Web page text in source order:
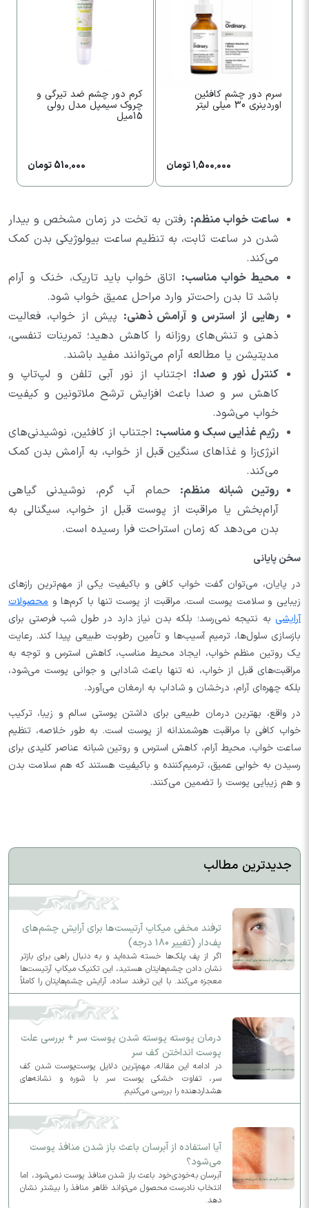
جدیدترین مطالب
ترفند مخفی میکاپ آرتیست‌ها برای آرایش چشم‌های
پف‌دار (تغییر ۱۸۰ درجه)
اگر از پف پلک‌ها خسته شده‌اید و به دنبال راهی برای بازتر
نشان دادن چشم‌هایتان هستید، این تکنیک میکاپ آرتیست‌ها
معجزه می‌کند. با این ترفند ساده، آرایش چشم‌هایتان را کاملاً
متحول کنید و ظاهری لیفت‌شده و جذاب به چهره بدهید.
درمان پوسته پوسته شدن پوست سر + بررسی علت
پوست انداختن کف سر
در ادامه این مقاله، مهم‌ترین دلایل پوست‌پوست شدن کف
سر، تفاوت خشکی پوست سر با شوره و نشانه‌های
هشداردهنده را بررسی می‌کنیم.
آیا استفاده از آبرسان باعث باز شدن منافذ پوست
می‌شود؟
آبرسان به‌خودی‌خود باعث باز شدن منافذ پوست نمی‌شود، اما
انتخاب نادرست محصول می‌تواند ظاهر منافذ را بیشتر نشان
دهد.
سرم دور چشم کافئین
اوردینری 30 میلی لیتر
1,500,000 تومان
کرم دور چشم ضد تیرگی و
چروک سیمپل مدل رولی
15میل
510,000 تومان
ساعت خواب منظم: رفتن به تخت در زمان مشخص و بیدار
شدن در ساعت ثابت، به تنظیم ساعت بیولوژیکی بدن کمک
می‌کند.
محیط خواب مناسب: اتاق خواب باید تاریک، خنک و آرام
باشد تا بدن راحت‌تر وارد مراحل عمیق خواب شود.
رهایی از استرس و آرامش ذهنی: پیش از خواب، فعالیت
ذهنی و تنش‌های روزانه را کاهش دهید؛ تمرینات تنفسی،
مدیتیشن یا مطالعه آرام می‌توانند مفید باشند.
کنترل نور و صدا: اجتناب از نور آبی تلفن و لپ‌تاپ و
کاهش سر و صدا باعث افزایش ترشح ملاتونین و کیفیت
خواب می‌شود.
رژیم غذایی سبک و مناسب: اجتناب از کافئین، نوشیدنی‌های
انرژی‌زا و غذاهای سنگین قبل از خواب، به آرامش بدن کمک
می‌کند.
روتین شبانه منظم: حمام آب گرم، نوشیدنی گیاهی
آرام‌بخش یا مراقبت از پوست قبل از خواب، سیگنالی به
بدن می‌دهد که زمان استراحت فرا رسیده است.
سخن پایانی
در پایان، می‌توان گفت خواب کافی و باکیفیت یکی از مهم‌ترین رازهای
زیبایی و سلامت پوست است. مراقبت از پوست تنها با کرم‌ها و محصولات
آرایشی به نتیجه نمی‌رسد؛ بلکه بدن نیاز دارد در طول شب فرصتی برای
بازسازی سلول‌ها، ترمیم آسیب‌ها و تأمین رطوبت طبیعی پیدا کند. رعایت
یک روتین منظم خواب، ایجاد محیط مناسب، کاهش استرس و توجه به
مراقبت‌های قبل از خواب، نه تنها باعث شادابی و جوانی پوست می‌شود،
بلکه چهره‌ای آرام، درخشان و شاداب به ارمغان می‌آورد.
در واقع، بهترین درمان طبیعی برای داشتن پوستی سالم و زیبا، ترکیب
خواب کافی با مراقبت هوشمندانه از پوست است. به طور خلاصه، تنظیم
ساعت خواب، محیط آرام، کاهش استرس و روتین شبانه عناصر کلیدی برای
رسیدن به خوابی عمیق، ترمیم‌کننده و باکیفیت هستند که هم سلامت بدن
و هم زیبایی پوست را تضمین می‌کنند.